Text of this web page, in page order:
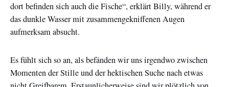
dort befinden sich auch die Fische“, erklärt Billy, während er
das dunkle Wasser mit zusammengekniffenen Augen
aufmerksam absucht.
Es fühlt sich so an, als befänden wir uns irgendwo zwischen
Momenten der Stille und der hektischen Suche nach etwas